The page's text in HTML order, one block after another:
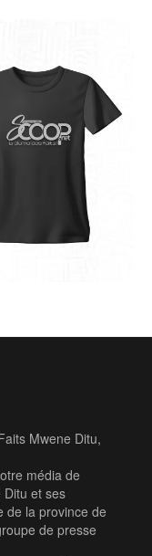
Mwene Ditu,
média de
Ditu et ses
de la province de
de presse